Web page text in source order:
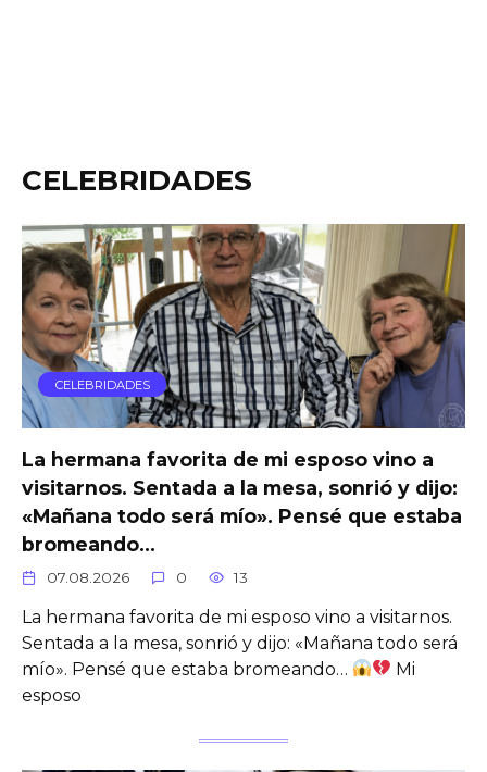
CELEBRIDADES
CELEBRIDADES
La hermana favorita de mi esposo vino a
visitarnos. Sentada a la mesa, sonrió y dijo:
«Mañana todo será mío». Pensé que estaba
bromeando…
07.08.2026 0 13
La hermana favorita de mi esposo vino a visitarnos.
Sentada a la mesa, sonrió y dijo: «Mañana todo será
mío». Pensé que estaba bromeando…
Mi
esposo